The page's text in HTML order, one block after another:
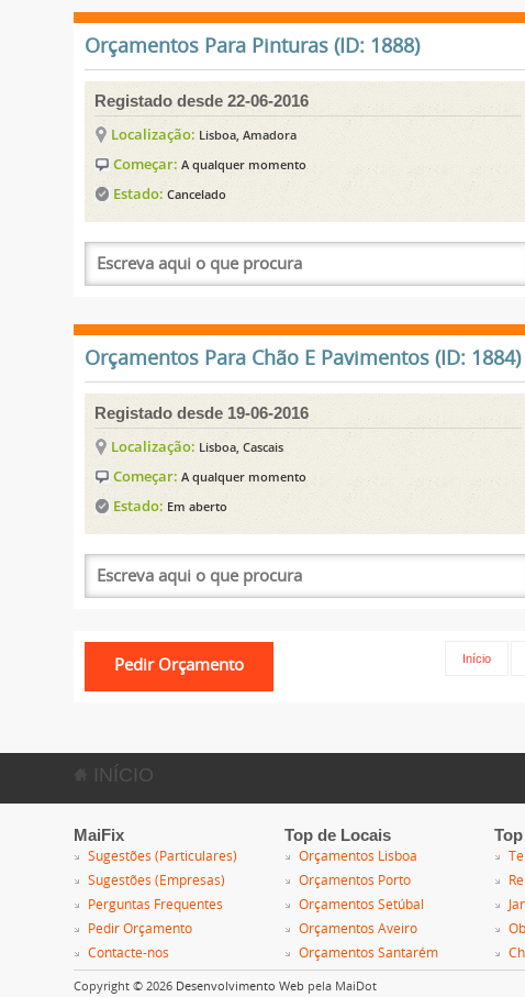
Orçamentos Para Pinturas (ID: 1888)
Registado desde 22-06-2016
Localização: Lisboa, Amadora
Começar:A qualquer momento
Estado:Cancelado
Orçamentos Para Chão E Pavimentos (ID: 1884)
Registado desde 19-06-2016
Localização: Lisboa, Cascais
Começar:A qualquer momento
Estado: Em aberto
Início
INÍCIO
MaiFix
Sugestões (Particulares)
Sugestões (Empresas)
Perguntas Frequentes
Pedir Orçamento
Contacte-nos
Top de Locais
Orçamentos Lisboa
Orçamentos Porto
Orçamentos Setúbal
Orçamentos Aveiro
Orçamentos Santarém
Copyright © 2026 Desenvolvimento Web pela MaiDot